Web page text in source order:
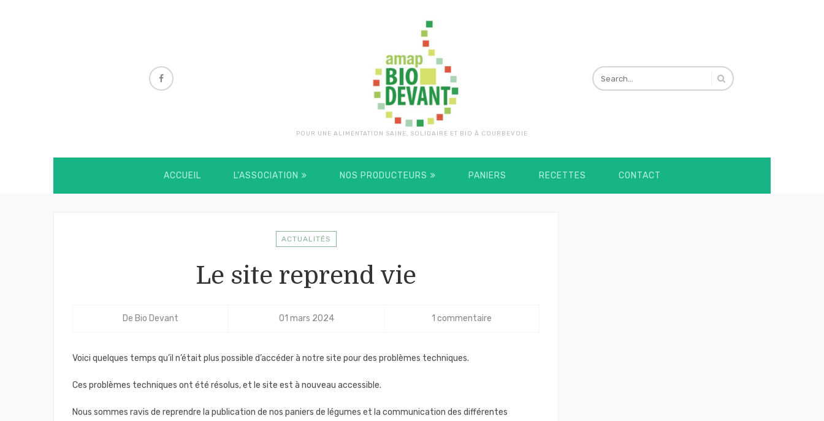
POUR UNE ALIMENTATION SAINE, SOLIDAIRE ET BIO À COURBEVOIE
ACCUEIL L’ASSOCIATION NOS PRODUCTEURS PANIERS RECETTES CONTACT
ACTUALITÉS
Le site reprend vie
De Bio Devant 01 mars 2024 1 commentaire
Voici quelques temps qu’il n’était plus possible d’accéder à notre site pour des problèmes techniques.
Ces problèmes techniques ont été résolus, et le site est à nouveau accessible.
Nous sommes ravis de reprendre la publication de nos paniers de légumes et la communication des différentes